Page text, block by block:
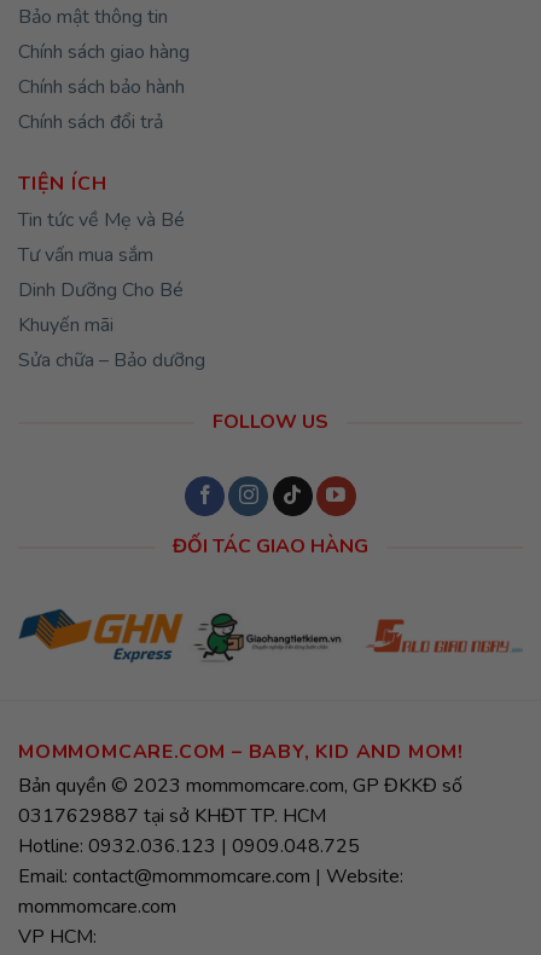
Bảo mật thông tin
Chính sách giao hàng
Chính sách bảo hành
Chính sách đổi trả
TIỆN ÍCH
Tin tức về Mẹ và Bé
Tư vấn mua sắm
Dinh Dưỡng Cho Bé
Khuyến mãi
Sửa chữa – Bảo dưỡng
FOLLOW US
ĐỐI TÁC GIAO HÀNG
MOMMOMCARE.COM – BABY, KID AND MOM!
Bản quyền © 2023 mommomcare.com, GP ĐKKĐ số
0317629887 tại sở KHĐT TP. HCM
Hotline: 0932.036.123 | 0909.048.725
Email: contact@mommomcare.com | Website:
mommomcare.com
VP HCM: